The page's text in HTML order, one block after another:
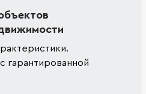
гарантированной